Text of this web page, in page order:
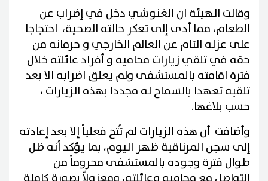
وقالت الهيئة ان الغنوشي دخل في إضراب عن
الطعام، مما أدى إلى تعكر حالته الصحية، احتجاجا
على عزله التام عن العالم الخارجي و حرمانه من
حقه في تلقي زيارات محاميه و أفراد عائلته خلال
فترة اقامته بالمستشفى ولم يعلق اضرابه الا بعد
تلقيه تعهدا بالسماح له مجددا بهذه الزيارات ،
حسب بلاغها.
وأضافت أن هذه الزيارات لم تُتح فعلياً إلا بعد إعادته
إلى سجن المرناقية ظهر اليوم، بما يؤكد أنه ظل
طوال فترة وجوده بالمستشفى محروماً من